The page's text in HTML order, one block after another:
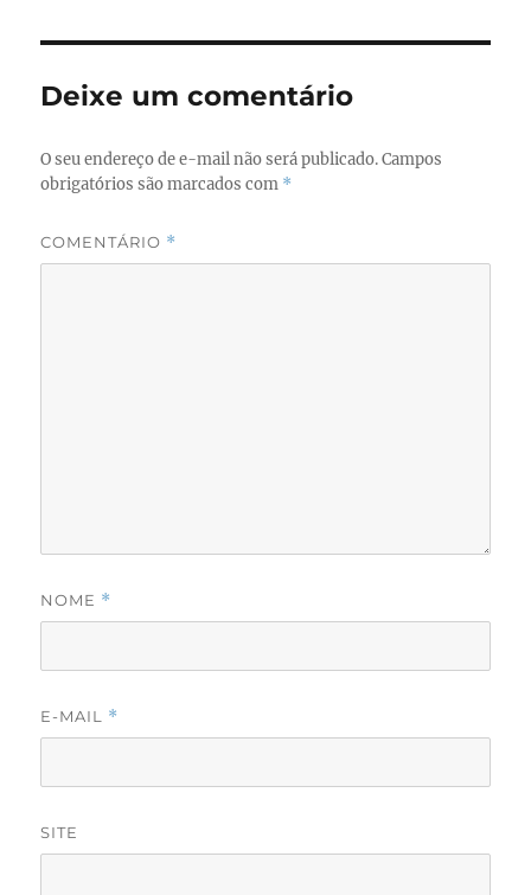
b
o
o
k
d
o
n
Deixe um comentário
O seu endereço de e-mail não será publicado. Campos
obrigatórios são marcados com *
COMENTÁRIO *
NOME *
E-MAIL *
SITE